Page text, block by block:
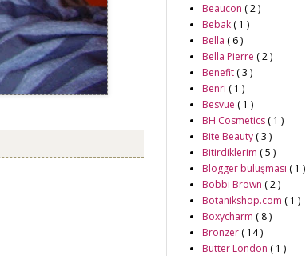
Beaucon ( 2 )
Bebak ( 1 )
Bella ( 6 )
Bella Pierre ( 2 )
Benefit ( 3 )
Benri ( 1 )
Besvue ( 1 )
BH Cosmetics ( 1 )
Bite Beauty ( 3 )
Bitirdiklerim ( 5 )
Blogger buluşması ( 1 )
Bobbi Brown ( 2 )
Botanikshop.com ( 1 )
Boxycharm ( 8 )
Bronzer ( 14 )
Butter London ( 1 )